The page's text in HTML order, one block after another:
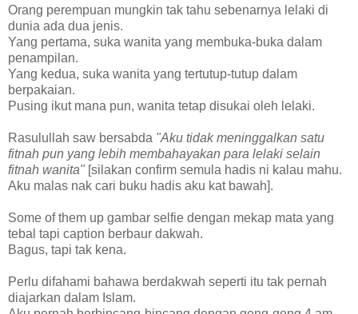
Orang perempuan mungkin tak tahu sebenarnya lelaki di
dunia ada dua jenis.
Yang pertama, suka wanita yang membuka-buka dalam
penampilan.
Yang kedua, suka wanita yang tertutup-tutup dalam
berpakaian.
Pusing ikut mana pun, wanita tetap disukai oleh lelaki.
Rasulullah saw bersabda "Aku tidak meninggalkan satu
fitnah pun yang lebih membahayakan para lelaki selain
fitnah wanita" [silakan confirm semula hadis ni kalau mahu.
Aku malas nak cari buku hadis aku kat bawah].
Some of them up gambar selfie dengan mekap mata yang
tebal tapi caption berbaur dakwah.
Bagus, tapi tak kena.
Perlu difahami bahawa berdakwah seperti itu tak pernah
diajarkan dalam Islam.